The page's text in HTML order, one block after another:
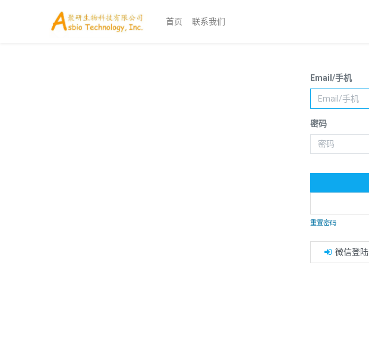
首页 联系我们
Email/手机
密码
重置密码
微信登陆